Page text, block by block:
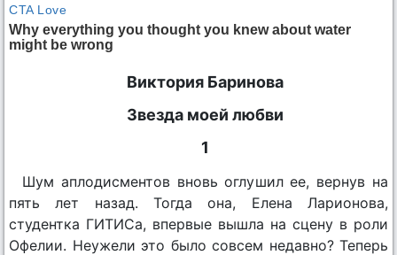
Виктория Баринова
Звезда моей любви
1
Шум аплодисментов вновь оглушил ее, вернув на
пять лет назад. Тогда она, Елена Ларионова,
студентка ГИТИСа, впервые вышла на сцену в роли
Офелии. Неужели это было совсем недавно? Теперь